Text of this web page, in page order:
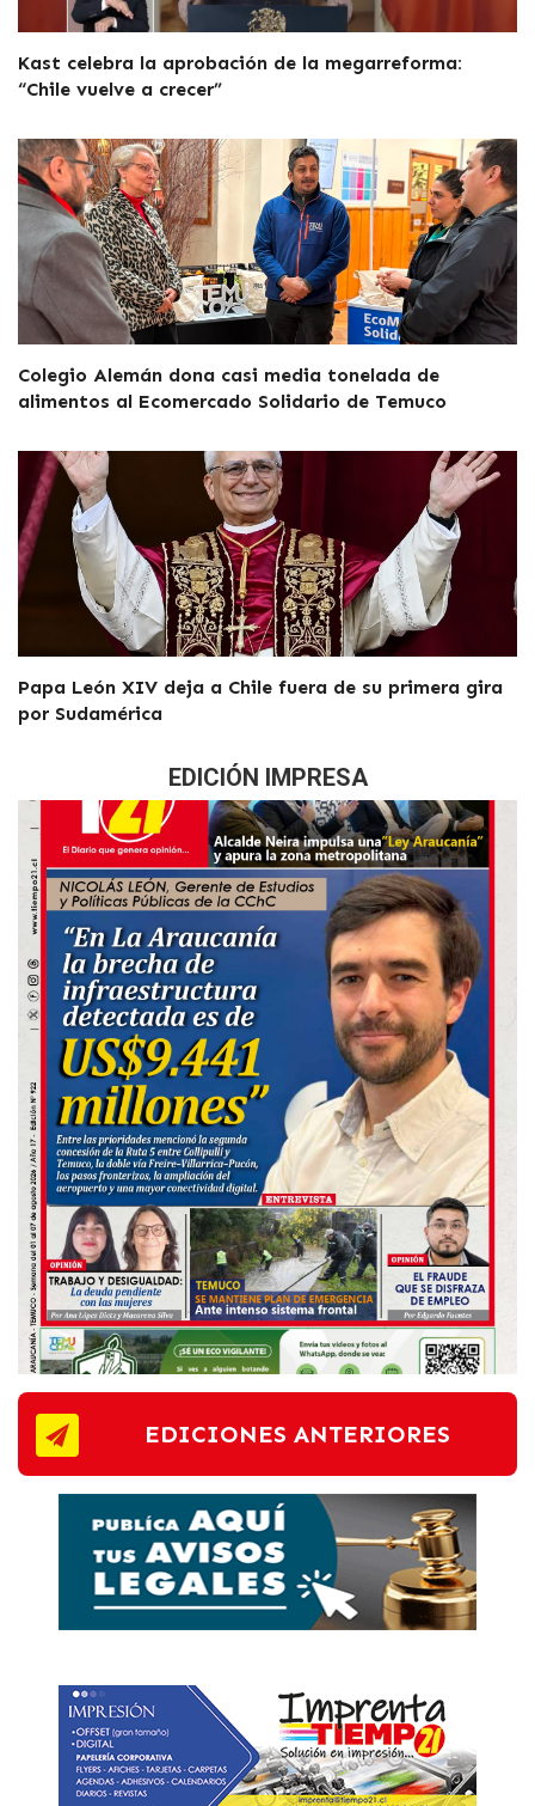
Kast celebra la aprobación de la megarreforma:
“Chile vuelve a crecer”
Colegio Alemán dona casi media tonelada de
alimentos al Ecomercado Solidario de Temuco
Papa León XIV deja a Chile fuera de su primera gira
por Sudamérica
EDICIÓN IMPRESA
EDICIONES ANTERIORES